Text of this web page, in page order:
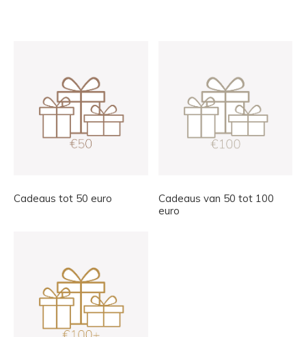
Cadeaus tot 50 euro
Cadeaus van 50 tot 100
euro